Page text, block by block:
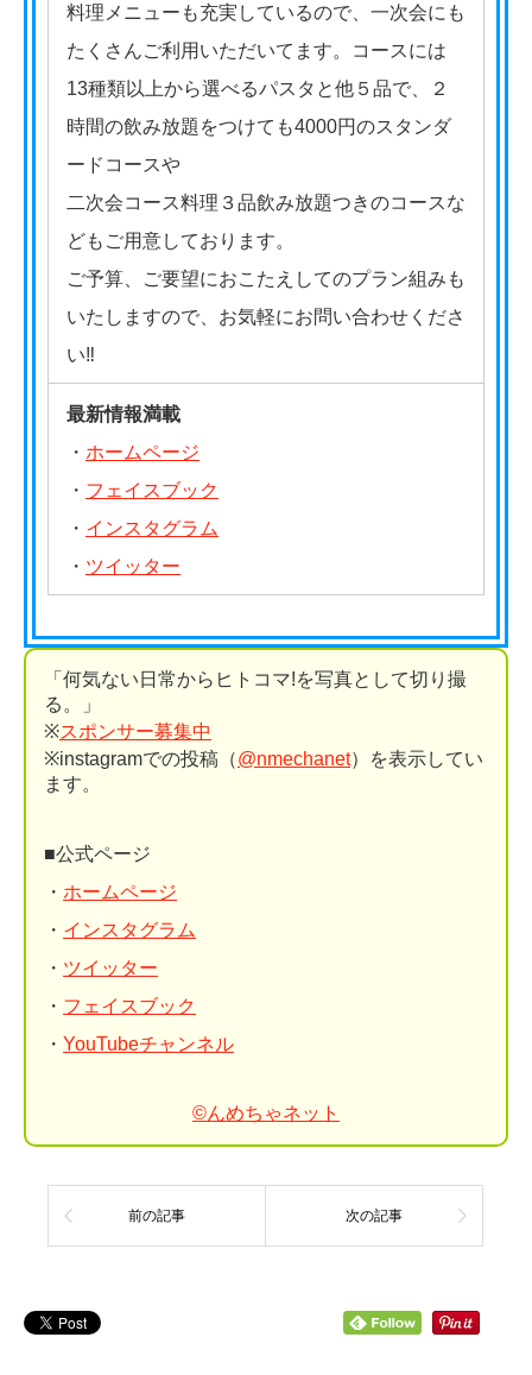
料理メニューも充実しているので、一次会にも
たくさんご利用いただいてます。コースには
13種類以上から選べるパスタと他５品で、２
時間の飲み放題をつけても4000円のスタンダ
ードコースや
二次会コース料理３品飲み放題つきのコースな
どもご用意しております。
ご予算、ご要望におこたえしてのプラン組みも
いたしますので、お気軽にお問い合わせくださ
い‼
最新情報満載
・ ホームページ
・ フェイスブック
・ インスタグラム
・ ツイッター
「何気ない日常からヒトコマ!を写真として切り撮
る。」
※スポンサー募集中
※instagramでの投稿（@nmechanet）を表示してい
ます。
■公式ページ
・ ホームページ
・ インスタグラム
・ ツイッター
・ フェイスブック
・ YouTubeチャンネル
©んめちゃネット
前の記事 次の記事